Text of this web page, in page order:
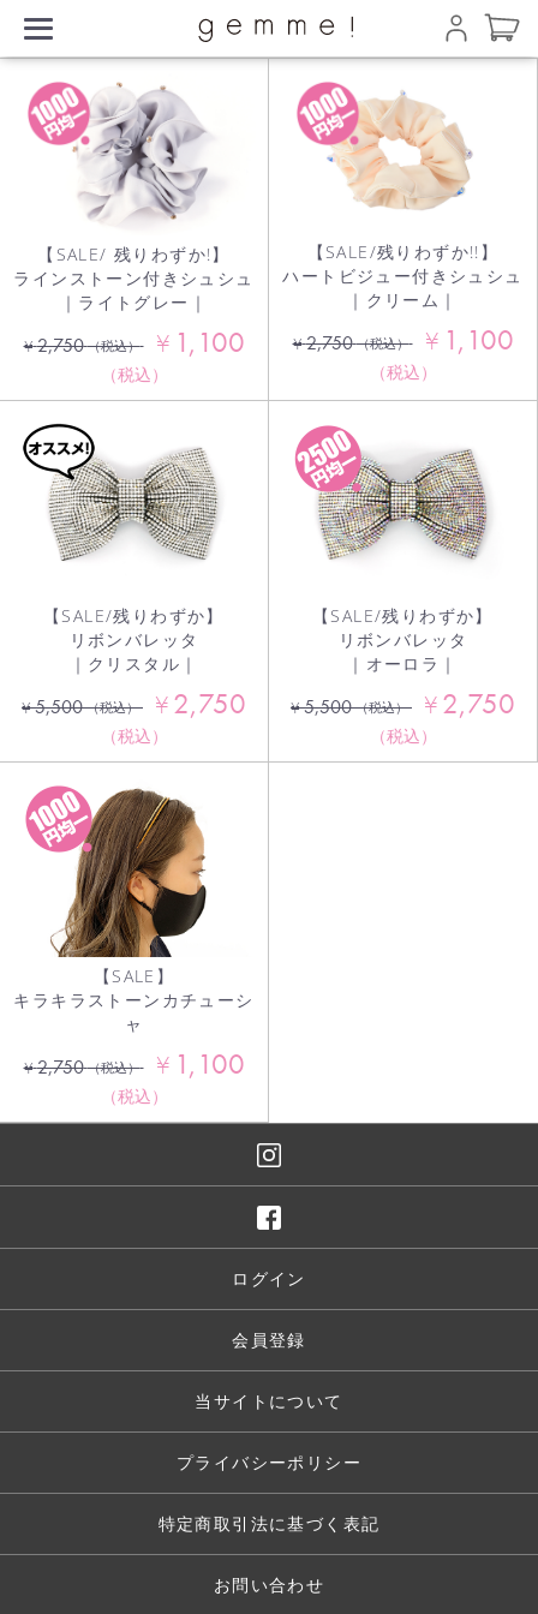
【SALE/ 残りわずか!】
ラインストーン付きシュシュ
｜ライトグレー｜
¥2,750 （税込） ¥ 1,100
（税込）
【SALE/残りわずか!!】
ハートビジュー付きシュシュ
｜クリーム｜
¥2,750 （税込） ¥ 1,100
（税込）
【SALE/残りわずか】
リボンバレッタ
｜クリスタル｜
¥5,500 （税込） ¥2,750
（税込）
【SALE/残りわずか】
リボンバレッタ
｜オーロラ｜
¥5,500 （税込） ¥2,750
（税込）
【SALE】
キラキラストーンカチューシ
ャ
¥2,750 （税込） ¥ 1,100
（税込）
ログイン
会員登録
当サイトについて
プライバシーポリシー
特定商取引法に基づく表記
お問い合わせ